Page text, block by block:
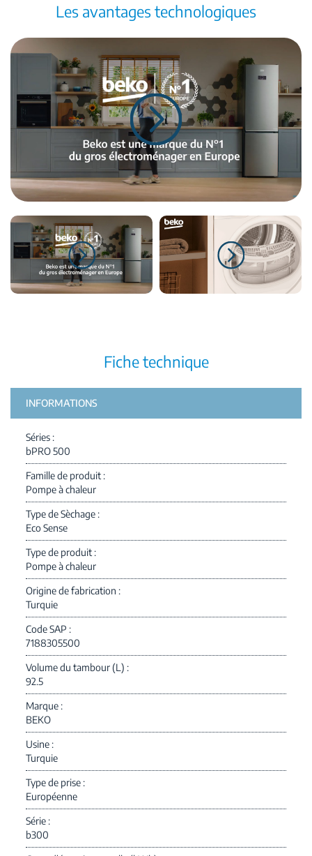
Les avantages technologiques
Fiche technique
INFORMATIONS
Séries
bPRO 500
Famille de produit
Pompe à chaleur
Type de Sèchage
Eco Sense
Type de produit
Pompe à chaleur
Origine de fabrication
Turquie
Code SAP
7188305500
Volume du tambour (L)
92.5
Marque
BEKO
Usine
Turquie
Type de prise
Européenne
Série
b300